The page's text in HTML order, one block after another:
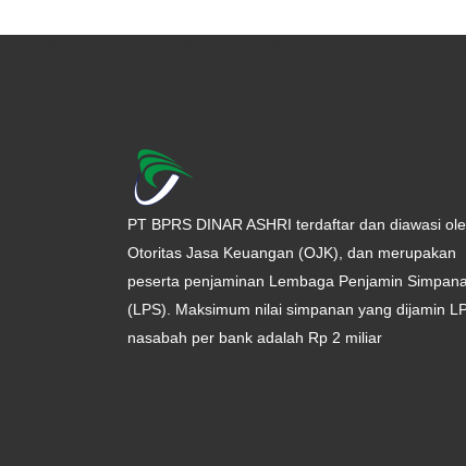
PT BPRS DINAR ASHRI terdaftar dan diawasi
Otoritas Jasa Keuangan (OJK), dan merupakan
peserta penjaminan Lembaga Penjamin
(LPS). Maksimum nilai simpanan yang dijamin
nasabah per bank adalah Rp 2 miliar